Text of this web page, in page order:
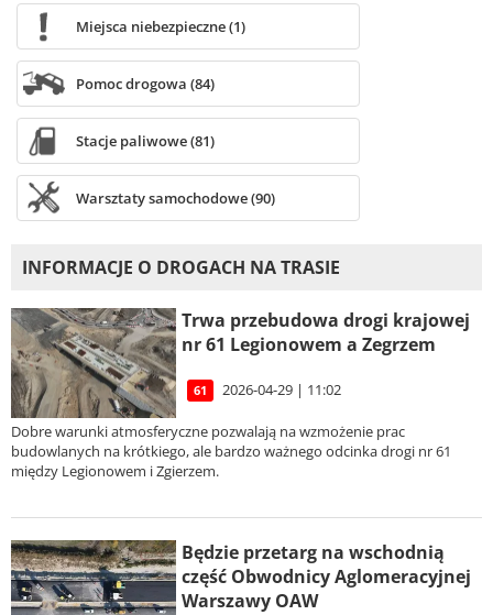
Miejsca niebezpieczne (1)
Pomoc drogowa (84)
Stacje paliwowe (81)
Warsztaty samochodowe (90)
INFORMACJE O DROGACH NA TRASIE
Trwa przebudowa drogi krajowej
nr 61 Legionowem a Zegrzem
61 2026-04-29 | 11:02
Dobre warunki atmosferyczne pozwalają na wzmożenie prac
budowlanych na krótkiego, ale bardzo ważnego odcinka drogi nr 61
między Legionowem i Zgierzem.
Będzie przetarg na wschodnią
część Obwodnicy Aglomeracyjnej
Warszawy OAW